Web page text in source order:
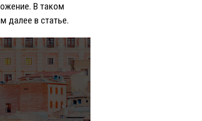
В таком
далее в статье.